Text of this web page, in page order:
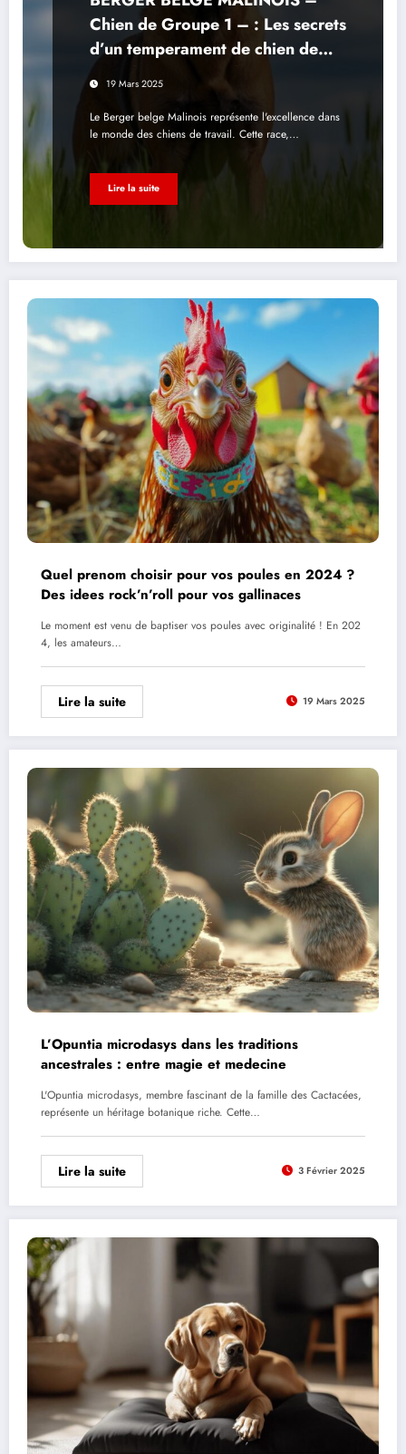
Chien de Groupe 1 – : Les secrets
d’un temperament de chien de
travail exceptionnel
19 Mars 2025
Le Berger belge Malinois représente l'excellence dans
le monde des chiens de travail. Cette race,…
Lire la suite
Quel prenom choisir pour vos poules en 2024 ?
Des idees rock’n’roll pour vos gallinaces
Le moment est venu de baptiser vos poules avec originalité ! En 202
4, les amateurs…
Lire la suite 19 Mars 2025
L’Opuntia microdasys dans les traditions
ancestrales : entre magie et medecine
L'Opuntia microdasys, membre fascinant de la famille des Cactacées,
représente un héritage botanique riche. Cette…
Lire la suite 3 Février 2025